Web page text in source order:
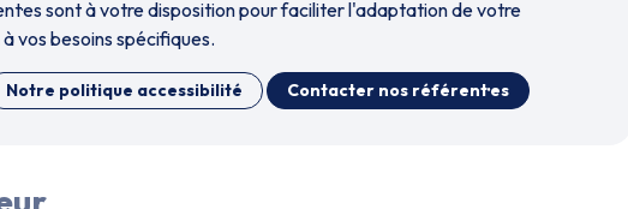
sont à votre disposition pour faciliter l'adaptation de votre
vos besoins spécifiques.
Notre politique accessibilité Contacter nos référent·es